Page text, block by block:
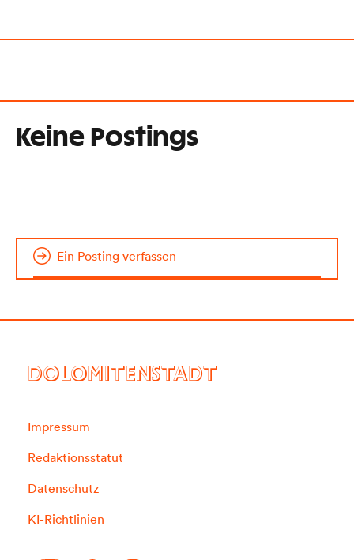
Keine Postings
Ein Posting verfassen
DOLOMITENSTADT
Impressum
Redaktionsstatut
Datenschutz
KI-Richtlinien